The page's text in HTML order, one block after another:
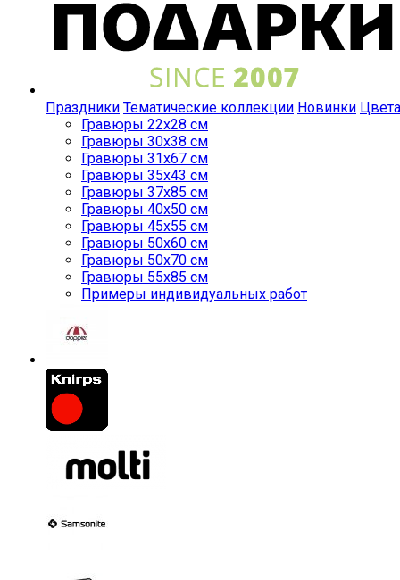
Праздники Тематические коллекции Новинки Цвета
Гравюры 22x28 см
Гравюры 30x38 см
Гравюры 31x67 см
Гравюры 35x43 см
Гравюры 37x85 см
Гравюры 40x50 см
Гравюры 45x55 см
Гравюры 50x60 см
Гравюры 50x70 см
Гравюры 55x85 см
Примеры индивидуальных работ